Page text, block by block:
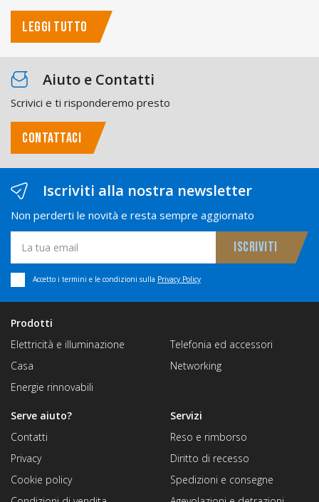
LEGGI TUTTO
Aiuto e Contatti
Scrivici e ti risponderemo presto
CONTATTACI
Iscriviti alla nostra newsletter
Non perderti le novità e resta sempre aggiornato
Accetto i termini e le condizioni sulla Privacy Policy
Prodotti
Elettricità e illuminazione
Casa
Energie rinnovabili
Telefonia ed accessori
Networking
Servizi
Reso e rimborso
Diritto di recesso
Spedizioni e consegne
Serve aiuto?
Contatti
Privacy
Cookie policy